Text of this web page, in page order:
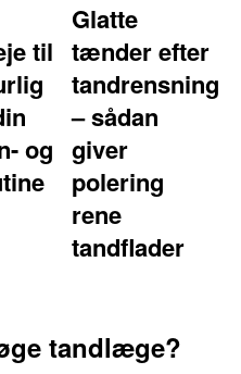
til
og
Glatte
tænder efter
tandrensning
– sådan
giver
polering
rene
tandflader
tandlæge?